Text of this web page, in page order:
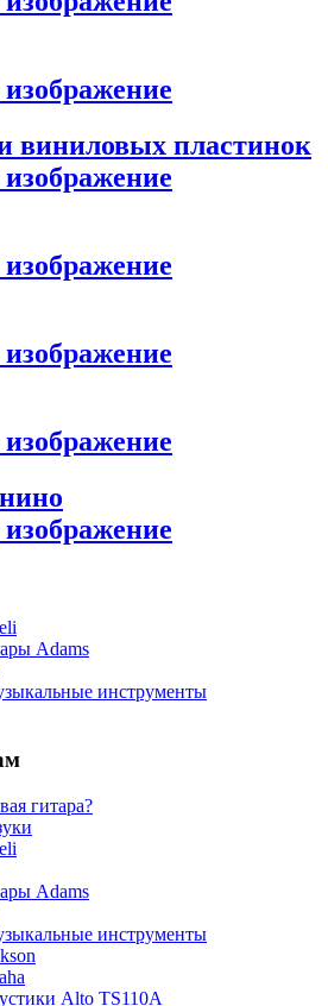
виниловых пластинок
Adams
инструменты
гитара?
Adams
инструменты
Alto TS110A